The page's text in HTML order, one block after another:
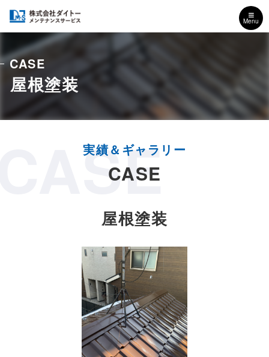
Menu
屋根塗装
CASE
CASE
屋根塗装